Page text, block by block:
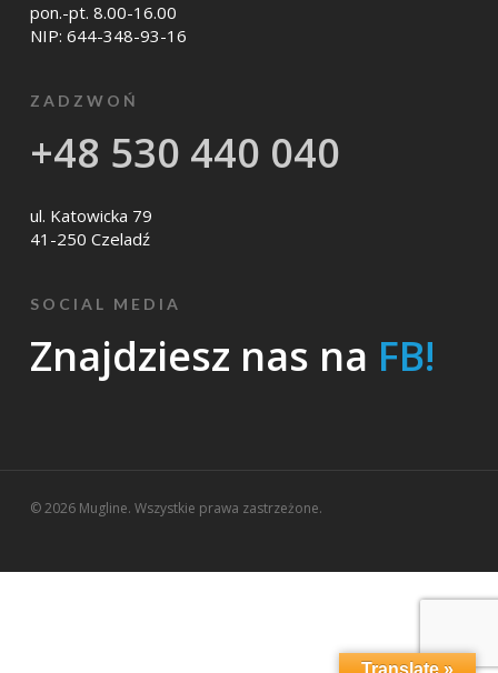
pon.-pt. 8.00-16.00
NIP: 644-348-93-16
ZADZWOŃ
+48 530 440 040
ul. Katowicka 79
41-250 Czeladź
SOCIAL MEDIA
Znajdziesz nas na FB!
© 2026 Mugline. Wszystkie prawa zastrzeżone.
Translate »